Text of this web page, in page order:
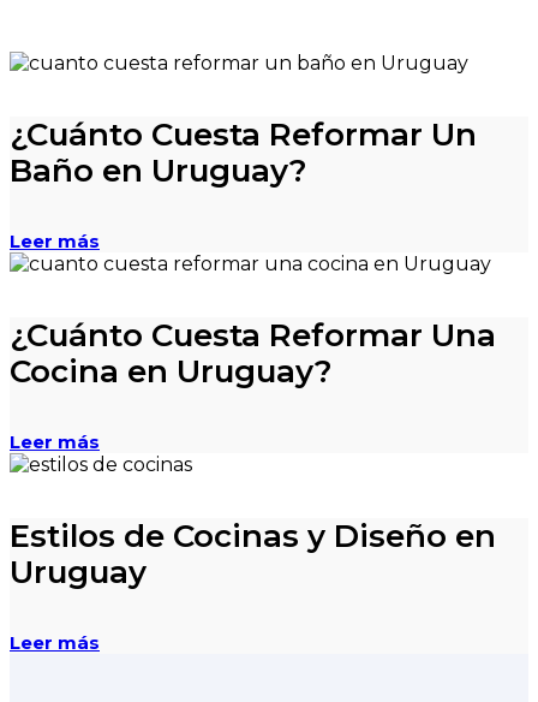
¿Cuánto Cuesta Reformar Un
Baño en Uruguay?
Leer más
¿Cuánto Cuesta Reformar Una
Cocina en Uruguay?
Leer más
Estilos de Cocinas y Diseño en
Uruguay
Leer más